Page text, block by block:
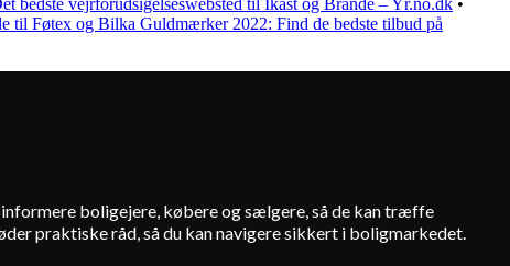
bedste vejrforudsigelseswebsted til Ikast og Brande – Yr.no.dk •
til Føtex og Bilka Guldmærker 2022: Find de bedste tilbud på
boligejere, købere og sælgere, så de kan træffe
praktiske råd, så du kan navigere sikkert i boligmarkedet.